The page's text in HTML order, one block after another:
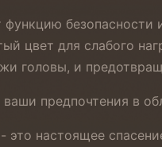
безопасности
цвет для слабого
головы, и
предпочтения в
настоящее